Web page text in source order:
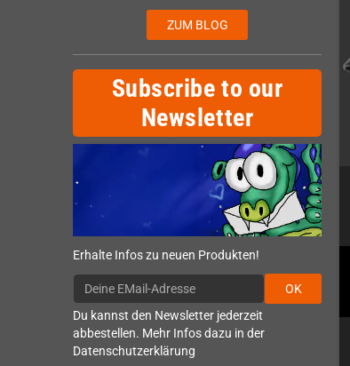
ZUM BLOG
Subscribe to our
Newsletter
Erhalte Infos zu neuen Produkten!
OK
Du kannst den Newsletter jederzeit
abbestellen. Mehr Infos dazu in der
Datenschutzerklärung